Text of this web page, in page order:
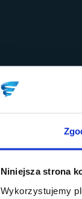
Niniejsza strona
Wykorzystujemy